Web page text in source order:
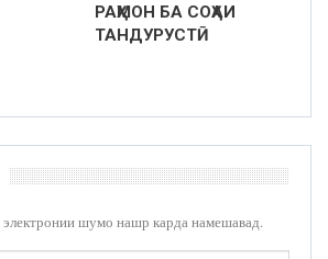
РАҲМОН БА СОҲАИ
ТАНДУРУСТӢ
шумо нашр карда намешавад.